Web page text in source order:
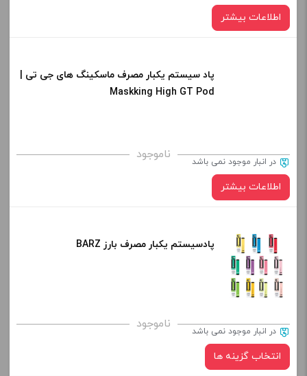
اطلاعات بیشتر
پاد سیستم یکبار مصرف ماسکینگ های جی تی |
Maskking High GT Pod
ناموجود در انبار موجود نمی باشد
اطلاعات بیشتر
پادسیستم یکبار مصرف بارز BARZ
ناموجود در انبار موجود نمی باشد
انتخاب گزینه ها